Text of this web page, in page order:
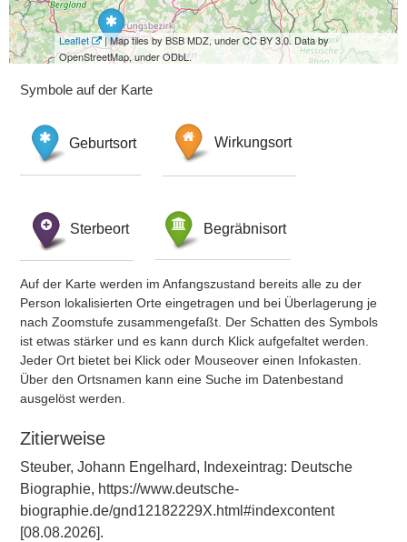
Leaflet
| Map tiles by BSB MDZ, under CC BY 3.0. Data by
OpenStreetMap, under ODbL.
Symbole auf der Karte
Geburtsort Wirkungsort
Sterbeort Begräbnisort
Auf der Karte werden im Anfangszustand bereits alle zu der
Person lokalisierten Orte eingetragen und bei Überlagerung je
nach Zoomstufe zusammengefaßt. Der Schatten des Symbols
ist etwas stärker und es kann durch Klick aufgefaltet werden.
Jeder Ort bietet bei Klick oder Mouseover einen Infokasten.
Über den Ortsnamen kann eine Suche im Datenbestand
ausgelöst werden.
Zitierweise
Steuber, Johann Engelhard, Indexeintrag: Deutsche
Biographie, https://www.deutsche-
biographie.de/gnd12182229X.html#indexcontent
[08.08.2026].